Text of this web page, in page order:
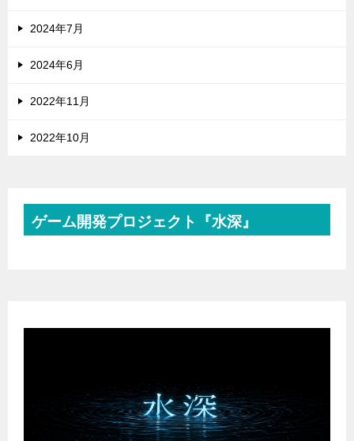
2024年7月
2024年6月
2022年11月
2022年10月
ゲーム開発プロジェクト『水深』